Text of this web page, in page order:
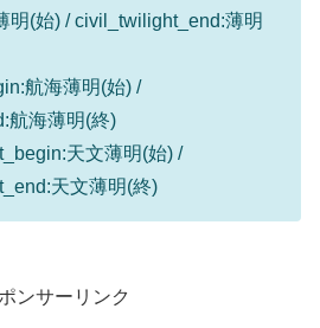
明(始) / civil_twilight_end:薄明
航海薄明(始) /
航海薄明(終)
天文薄明(始) /
天文薄明(終)
ンサーリンク